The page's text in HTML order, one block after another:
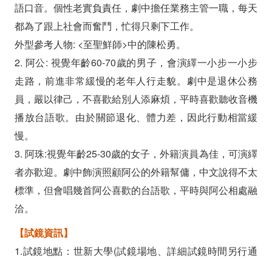
語口音。個性老實負責任，劇中擔任業務主管一職，每天
都為了跟上社會而奮鬥，忙得只剩下工作。
外型參考人物: <至聖鮮師>中的陳松勇。
2. 阿公: 視覺年齡60-70歲的男子，會演繹一小步一小步
走路，前進非常緩慢的老年人行走貌。劇中是退休公務
員，嚴以律己，不喜歡給別人添麻煩，平時喜歡聽收音機
播放台語歌。由於關節退化、體力差，因此行動相當緩
慢。
3. 阿珠:視覺年齡25-30歲的女子，外籍演員為佳，可演繹
者亦歡迎。劇中飾演照顧阿公的外籍幫傭，中文說得不太
標準，但會唱幾首阿公喜歡的台語歌，平時與阿公相處融
洽。
【試鏡資訊】
1.試鏡地點：世新大學(試鏡場地、詳細試鏡時間另行通